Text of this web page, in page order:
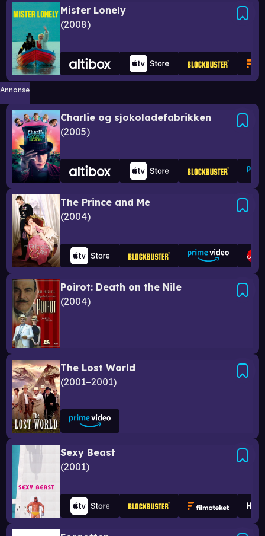
Mister Lonely
2008
Annonse
Charlie og sjokoladefabrikken
2005
The Prince and Me
2004
Poirot: Death on the Nile
2004
The Lost World
2001–2001
Sexy Beast
2001